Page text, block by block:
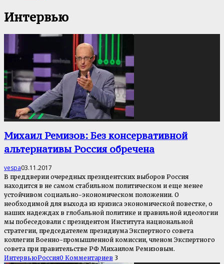
Интервью
Михаил Ремизов: Без консервативной
альтернативы Россия обречена
vespa03.11.2017
В преддверии очередных президентских выборов Россия
находится в не самом стабильном политическом и еще менее
устойчивом социально-экономическом положении. О
необходимой для выхода из кризиса экономической повестке, о
наших надеждах в глобальной политике и правильной идеологии
мы побеседовали с президентом Института национальной
стратегии, председателем президиума Экспертного совета
коллегии Военно-промышленной комиссии, членом Экспертного
совета при правительстве РФ Михаилом Ремизовым.
ИнтервьюРоссия0 Комментариев 3